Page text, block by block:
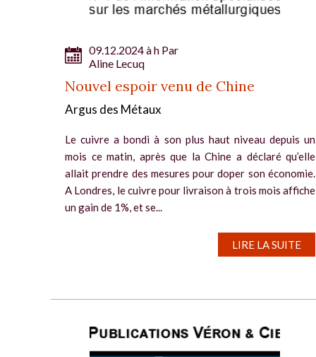
09.12.2024 à h Par
Aline Lecuq
Nouvel espoir venu de Chine
Argus des Métaux
Le cuivre a bondi à son plus haut niveau depuis un
mois ce matin, après que la Chine a déclaré qu’elle
allait prendre des mesures pour doper son économie.
A Londres, le cuivre pour livraison à trois mois affiche
un gain de 1%, et se...
LIRE LA SUITE